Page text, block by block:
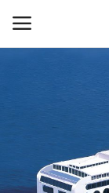
Contact Us
Politique